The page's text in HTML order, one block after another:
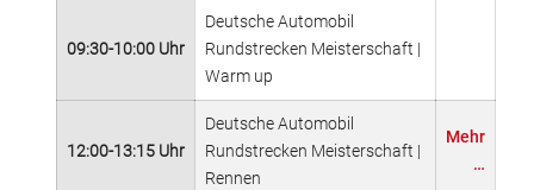
09:30-10:00 Uhr
Deutsche Automobil
Rundstrecken Meisterschaft |
Warm up
12:00-13:15 Uhr
Deutsche Automobil
Rundstrecken Meisterschaft |
Rennen
Mehr
…